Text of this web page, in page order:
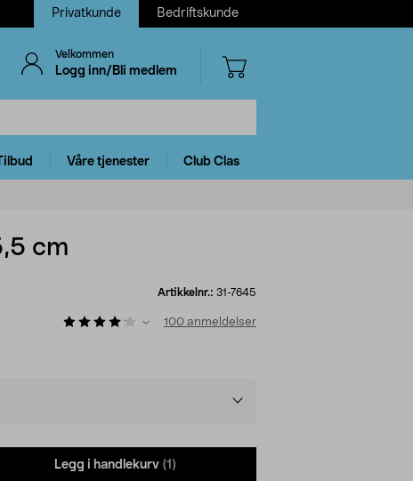
Privatkunde Bedriftskunde
Velkommen
Logg inn/Bli medlem
Våre tjenester Club Clas
cm
Artikkelnr.: 31-7645
100 anmeldelser
Legg i handlekurv (1)